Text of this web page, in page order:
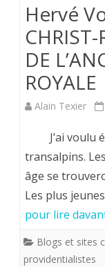
Hervé
DE
ROYALE
Alain Texier
J’ai voulu
transalpins.
âge se
Les plus
pour lire
Blogs et sites
providentialistes